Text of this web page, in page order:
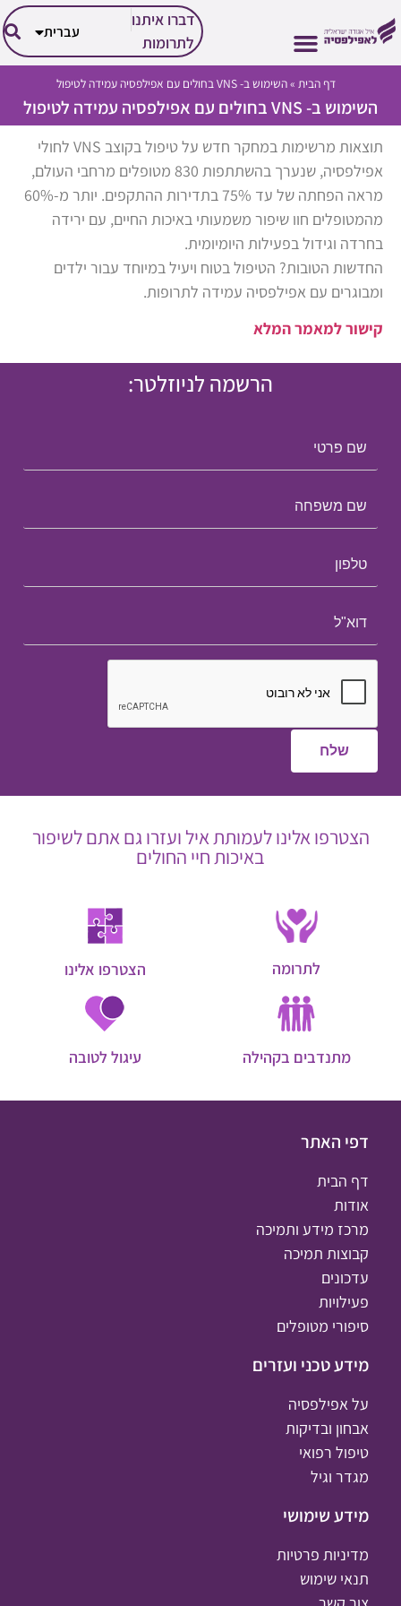
דברו איתנו
לתרומות
עברית
العربية
English
דף הבית »השימוש ב- VNS בחולים עם אפילפסיה עמידה לטיפול
השימוש ב- VNS בחולים עם אפילפסיה עמידה לטיפול
תוצאות מרשימות במחקר חדש על טיפול בקוצב VNS לחולי
אפילפסיה, שנערך בהשתתפות 830 מטופלים מרחבי העולם,
מראה הפחתה של עד 75% בתדירות ההתקפים. יותר מ-60%
מהמטופלים חוו שיפור משמעותי באיכות החיים, עם ירידה
בחרדה וגידול בפעילות היומיומית.
החדשות הטובות? הטיפול בטוח ויעיל במיוחד עבור ילדים
ומבוגרים עם אפילפסיה עמידה לתרופות.
קישור למאמר המלא
הרשמה לניוזלטר:
הצטרפו אלינו לעמותת איל ועזרו גם אתם לשיפור
באיכות חיי החולים
לתרומה הצטרפו אלינו
מתנדבים בקהילה עיגול לטובה
דפי האתר
דף הבית
אודות
מרכז מידע ותמיכה
קבוצות תמיכה
עדכונים
פעילויות
סיפורי מטופלים
מידע טכני ועזרים
על אפילפסיה
אבחון ובדיקות
טיפול רפואי
מגדר וגיל
מידע שימושי
מדיניות פרטיות
תנאי שימוש